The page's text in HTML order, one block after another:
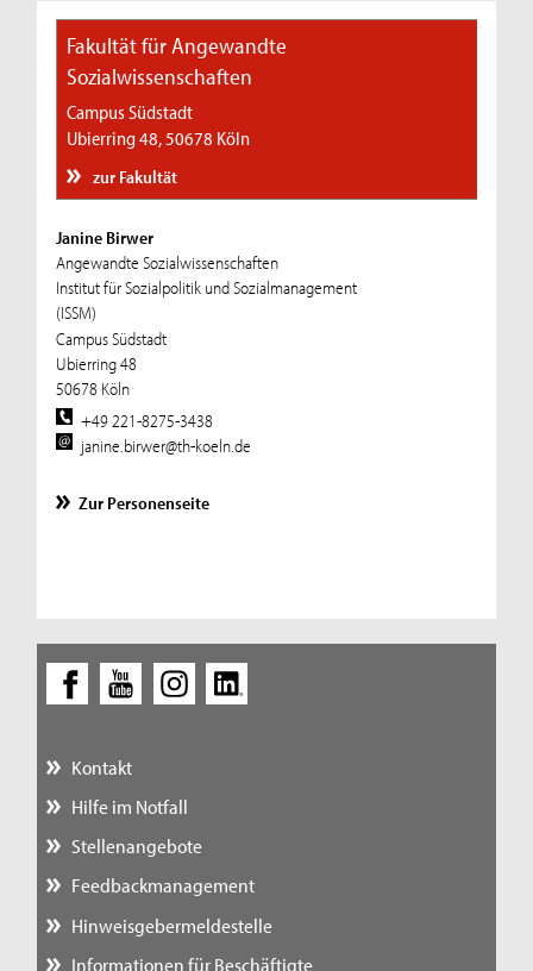
Fakultät für Angewandte
Sozialwissenschaften
Campus Südstadt
Ubierring 48, 50678 Köln
zur Fakultät
Janine Birwer
Angewandte Sozialwissenschaften
Institut für Sozialpolitik und Sozialmanagement
(ISSM)
Campus Südstadt
Ubierring 48
50678 Köln
+49 221-8275-3438
janine.birwer@th-koeln.de
Zur Personenseite
Kontakt
Hilfe im Notfall
Stellenangebote
Feedbackmanagement
Hinweisgebermeldestelle
Informationen für Beschäftigte